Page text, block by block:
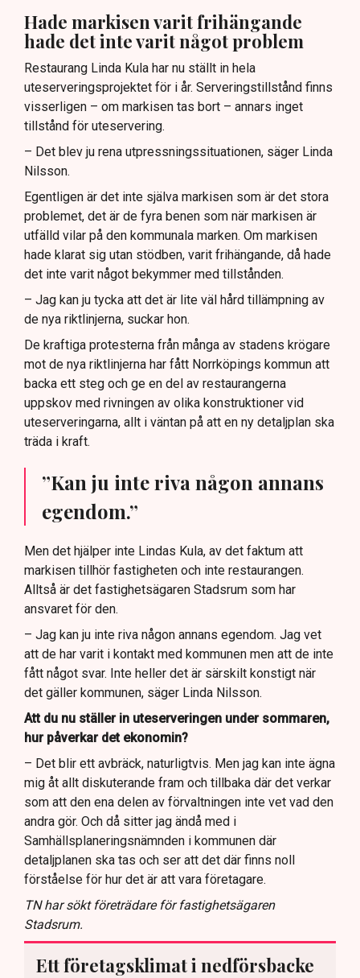
Hade markisen varit frihängande
hade det inte varit något problem
Restaurang Linda Kula har nu ställt in hela
uteserveringsprojektet för i år. Serveringstillstånd finns
visserligen – om markisen tas bort – annars inget
tillstånd för uteservering.
– Det blev ju rena utpressningssituationen, säger Linda
Nilsson.
Egentligen är det inte själva markisen som är det stora
problemet, det är de fyra benen som när markisen är
utfälld vilar på den kommunala marken. Om markisen
hade klarat sig utan stödben, varit frihängande, då hade
det inte varit något bekymmer med tillstånden.
– Jag kan ju tycka att det är lite väl hård tillämpning av
de nya riktlinjerna, suckar hon.
De kraftiga protesterna från många av stadens krögare
mot de nya riktlinjerna har fått Norrköpings kommun att
backa ett steg och ge en del av restaurangerna
uppskov med rivningen av olika konstruktioner vid
uteserveringarna, allt i väntan på att en ny detaljplan ska
träda i kraft.
”Kan ju inte riva någon annans
egendom.”
Men det hjälper inte Lindas Kula, av det faktum att
markisen tillhör fastigheten och inte restaurangen.
Alltså är det fastighetsägaren Stadsrum som har
ansvaret för den.
– Jag kan ju inte riva någon annans egendom. Jag vet
att de har varit i kontakt med kommunen men att de inte
fått något svar. Inte heller det är särskilt konstigt när
det gäller kommunen, säger Linda Nilsson.
Att du nu ställer in uteserveringen under sommaren,
hur påverkar det ekonomin?
– Det blir ett avbräck, naturligtvis. Men jag kan inte ägna
mig åt allt diskuterande fram och tillbaka där det verkar
som att den ena delen av förvaltningen inte vet vad den
andra gör. Och då sitter jag ändå med i
Samhällsplaneringsnämnden i kommunen där
detaljplanen ska tas och ser att det där finns noll
förståelse för hur det är att vara företagare.
TN har sökt företrädare för fastighetsägaren
Stadsrum.
Ett företagsklimat i nedförsbacke